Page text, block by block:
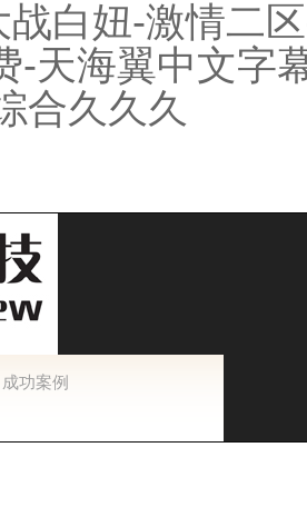
白妞-激情二
-天海翼中文字
合久久久
企業介紹
成功案例